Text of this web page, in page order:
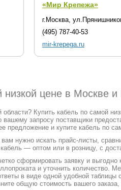
«Мир Крепежа»
г.Москва,
(495) 787-40-53
mir-krepega.ru
низкой цене в Москве и
Купить кабель по самой
запросу поставщики
предложение и купите кабель по
нужно искать прайс-листы,
— оптом или в розницу, с
сформировать заявку и
и уточнить количество.
в виде одной удобной
общую стоимость вашего